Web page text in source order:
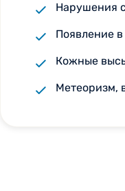
Нарушения
Появление
Кожные
Метеоризм,